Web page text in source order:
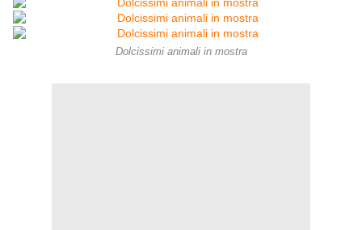
Dolcissimi animali in mostra